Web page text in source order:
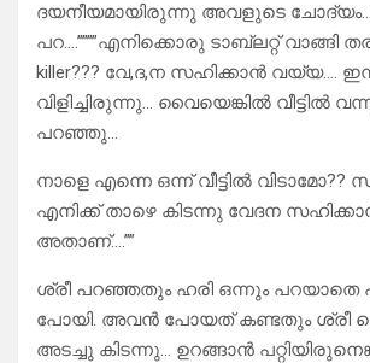
ദയനീയമായിരുന്നു അവളുടെ
പറ….””””എനിക്കൊരു ടാബ്ലറ്റ് വാങ്ങി
killer??? വേ,ദ,ന സഹിക്കാൻ വയ്യ….
വിളിച്ചിരുന്നു… വൈയെങ്കിൽ വീട്ടിൽ
പറഞ്ഞു…
നാളെ എന്നെ ഒന്ന് വീട്ടിൽ വിടാമോ??
എനിക്ക് താഴെ കിടന്നു വേദന
അതാണ്‌….””
ശ്രീ പറഞ്ഞതും ഹരി ഒന്നും പറയാതെ
പോയി. അവൻ പോയത് കണ്ടതും ശ്രീ
അടച്ചു കിടന്നു… ഉറങ്ങാൻ